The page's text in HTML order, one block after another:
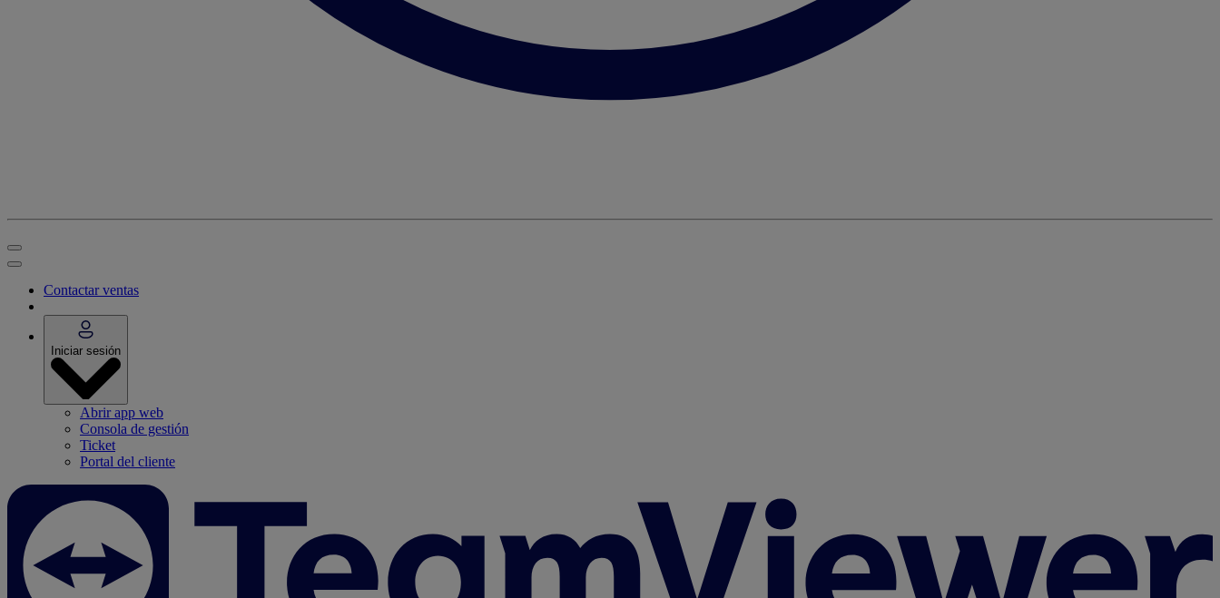
Contactar ventas
Iniciar sesión
Abrir app web
Consola de gestión
Ticket
Portal del cliente